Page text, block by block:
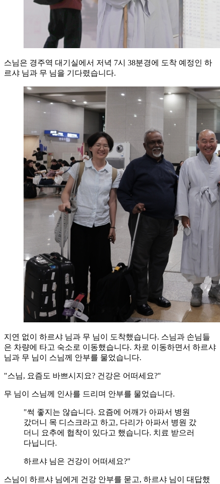
스님은 경주역 대기실에서 저녁 7시 38분경에 도착 예정인 하
르샤 님과 무 님을 기다렸습니다.
지연 없이 하르샤 님과 무 님이 도착했습니다. 스님과 손님들
은 차량에 타고 숙소로 이동했습니다. 차로 이동하면서 하르샤
님과 무 님이 스님께 안부를 물었습니다.
"스님, 요즘도 바쁘시지요? 건강은 어떠세요?"
무 님이 스님께 인사를 드리며 안부를 물었습니다.
"썩 좋지는 않습니다. 요즘에 어깨가 아파서 병원
갔더니 목 디스크라고 하고, 다리가 아파서 병원 갔
더니 요추에 협착이 있다고 했습니다. 치료 받으러
다닙니다.
하르샤 님은 건강이 어떠세요?"
스님이 하르샤 님에게 건강 안부를 묻고, 하르샤 님이 대답했